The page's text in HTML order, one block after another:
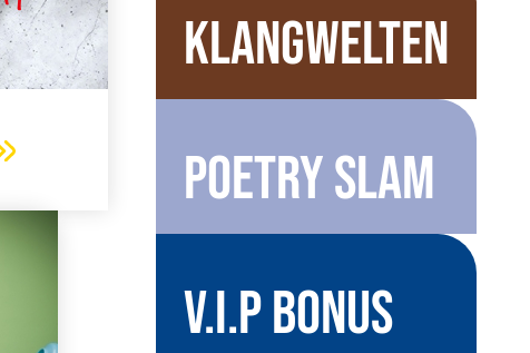
Klangwelten
Poetry Slam
V.I.P Bonus